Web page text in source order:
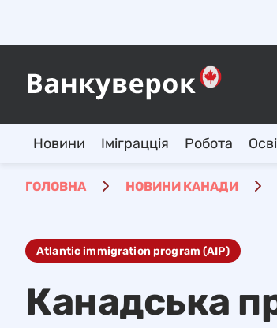
Новини Іміграцція Робота
ГОЛОВНА НОВИНИ КАНАДИ
Atlantic immigration program (AIP)
Канадська